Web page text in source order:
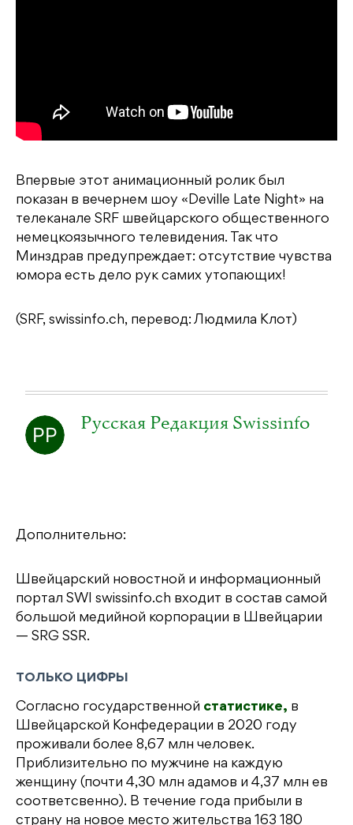
Впервые этот анимационный ролик был
показан в вечернем шоу «Deville Late Night» на
телеканале SRF швейцарского общественного
немецкоязычного телевидения. Так что
Минздрав предупреждает: отсутствие чувства
юмора есть дело рук самих утопающих!
(SRF, swissinfo.ch, перевод: Людмила Клот)
Русская Редакция Swissinfo
Дополнительно:
Швейцарский новостной и информационный
портал SWI swissinfo.ch входит в состав самой
большой медийной корпорации в Швейцарии
— SRG SSR.
ТОЛЬКО ЦИФРЫ
Согласно государственной статистике, в
Швейцарской Конфедерации в 2020 году
проживали более 8,67 млн человек.
Приблизительно по мужчине на каждую
женщину (почти 4,30 млн адамов и 4,37 млн ев
соответсвенно). В течение года прибыли в
страну на новое место жительства 163 180